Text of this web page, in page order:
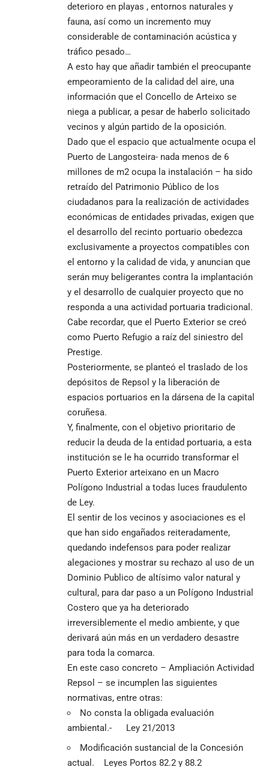
deterioro en playas , entornos naturales y
fauna, así como un incremento muy
considerable de contaminación acústica y
tráfico pesado…
A esto hay que añadir también el preocupante
empeoramiento de la calidad del aire, una
información que el Concello de Arteixo se
niega a publicar, a pesar de haberlo solicitado
vecinos y algún partido de la oposición.
Dado que el espacio que actualmente ocupa el
Puerto de Langosteira- nada menos de 6
millones de m2 ocupa la instalación – ha sido
retraído del Patrimonio Público de los
ciudadanos para la realización de actividades
económicas de entidades privadas, exigen que
el desarrollo del recinto portuario obedezca
exclusivamente a proyectos compatibles con
el entorno y la calidad de vida, y anuncian que
serán muy beligerantes contra la implantación
y el desarrollo de cualquier proyecto que no
responda a una actividad portuaria tradicional.
Cabe recordar, que el Puerto Exterior se creó
como Puerto Refugio a raíz del siniestro del
Prestige.
Posteriormente, se planteó el traslado de los
depósitos de Repsol y la liberación de
espacios portuarios en la dársena de la capital
coruñesa.
Y, finalmente, con el objetivo prioritario de
reducir la deuda de la entidad portuaria, a esta
institución se le ha ocurrido transformar el
Puerto Exterior arteixano en un Macro
Polígono Industrial a todas luces fraudulento
de Ley.
El sentir de los vecinos y asociaciones es el
que han sido engañados reiteradamente,
quedando indefensos para poder realizar
alegaciones y mostrar su rechazo al uso de un
Dominio Publico de altísimo valor natural y
cultural, para dar paso a un Polígono Industrial
Costero que ya ha deteriorado
irreversiblemente el medio ambiente, y que
derivará aún más en un verdadero desastre
para toda la comarca.
En este caso concreto – Ampliación Actividad
Repsol – se incumplen las siguientes
normativas, entre otras:
No consta la obligada evaluación
ambiental.- Ley 21/2013
Modificación sustancial de la Concesión
actual. Leyes Portos 82.2 y 88.2